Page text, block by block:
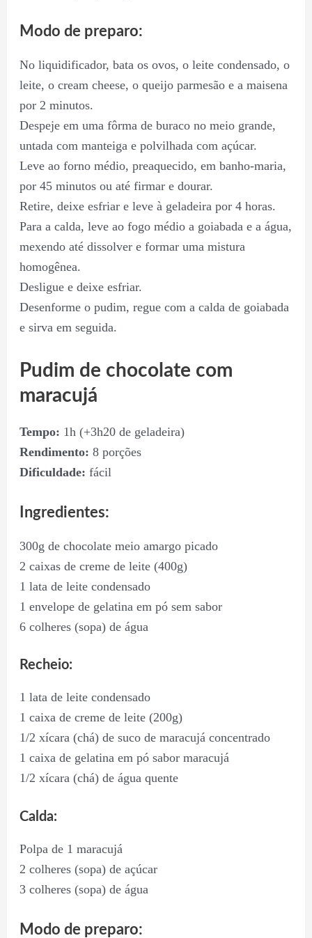
Modo de preparo:
No liquidificador, bata os ovos, o leite condensado, o
leite, o cream cheese, o queijo parmesão e a maisena
por 2 minutos.
Despeje em uma fôrma de buraco no meio grande,
untada com manteiga e polvilhada com açúcar.
Leve ao forno médio, preaquecido, em banho-maria,
por 45 minutos ou até firmar e dourar.
Retire, deixe esfriar e leve à geladeira por 4 horas.
Para a calda, leve ao fogo médio a goiabada e a água,
mexendo até dissolver e formar uma mistura
homogênea.
Desligue e deixe esfriar.
Desenforme o pudim, regue com a calda de goiabada
e sirva em seguida.
Pudim de chocolate com
maracujá
Tempo: 1h (+3h20 de geladeira)
Rendimento: 8 porções
Dificuldade: fácil
Ingredientes:
300g de chocolate meio amargo picado
2 caixas de creme de leite (400g)
1 lata de leite condensado
1 envelope de gelatina em pó sem sabor
6 colheres (sopa) de água
Recheio:
1 lata de leite condensado
1 caixa de creme de leite (200g)
1/2 xícara (chá) de suco de maracujá concentrado
1 caixa de gelatina em pó sabor maracujá
1/2 xícara (chá) de água quente
Calda:
Polpa de 1 maracujá
2 colheres (sopa) de açúcar
3 colheres (sopa) de água
Modo de preparo: